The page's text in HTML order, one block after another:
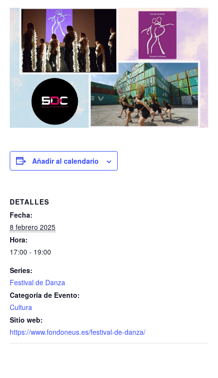
Añadir al calendario
DETALLES
Fecha:
8 febrero 2025
Hora:
17:00 - 19:00
Series:
Festival de Danza
Categoría de Evento:
Cultura
Sitio web:
https://www.fondoneus.es/festival-de-danza/